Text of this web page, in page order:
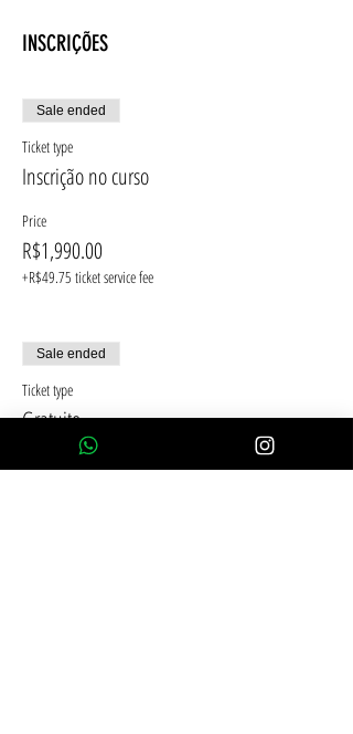
INSCRIÇÕES
Sale ended
Ticket type
Inscrição no curso
Price
R$1,990.00
+R$49.75 ticket service fee
Sale ended
Ticket type
Gratuito